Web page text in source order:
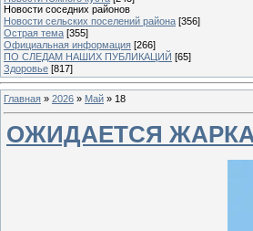
Новости соседних районов
Новости сельских поселений района [356]
Острая тема [355]
Официальная информация [266]
ПО СЛЕДАМ НАШИХ ПУБЛИКАЦИЙ [65]
Здоровье [817]
Главная » 2026 » Май » 18
ОЖИДАЕТСЯ